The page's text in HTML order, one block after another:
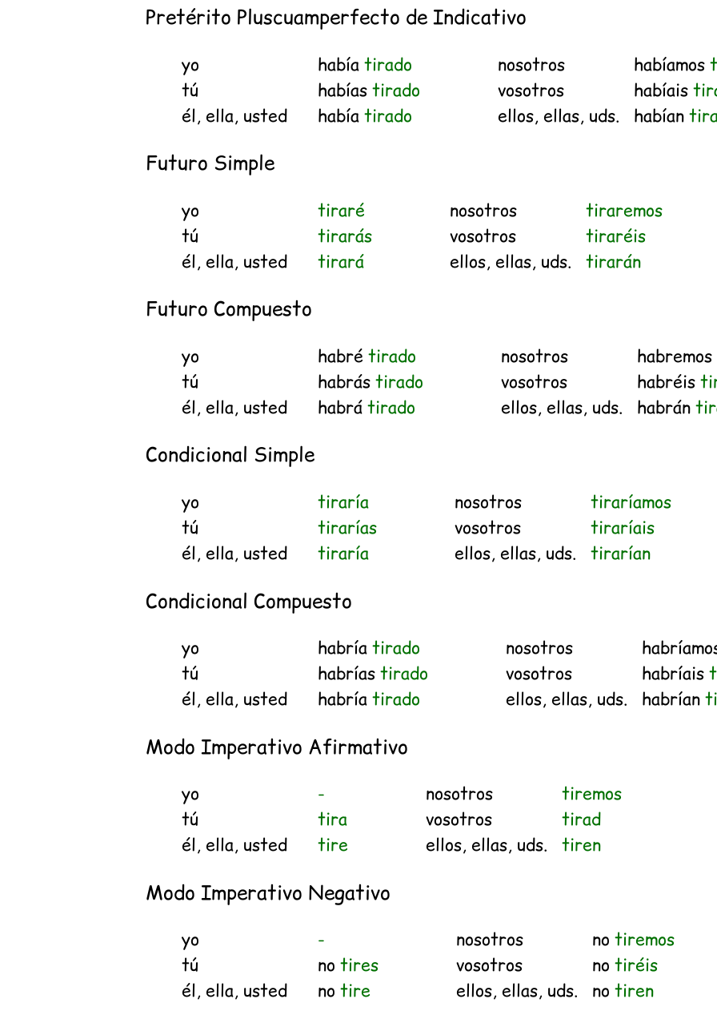
Pretérito Pluscuamperfecto de Indicativo
yo habíatirado
tú
habíastirado
él, ella, usted
habíatirado
nosotros habíamos
vosotros
habíais
ellos, ellas, uds.
habían
Futuro Simple
yo
tiraré
tú
tirarás
él, ella, usted
tirará
nosotros
tiraremos
vosotros
tiraréis
ellos, ellas, uds.
tirarán
Futuro Compuesto
yo habrétirado
tú
habrástirado
él, ella, usted
habrátirado
nosotros habremos
vosotros
habréis
ellos, ellas, uds.
habrán
Condicional Simple
yo
tiraría
tú
tirarías
él, ella, usted
tiraría
nosotros
tiraríamos
vosotros
tiraríais
ellos, ellas, uds.
tirarían
Condicional Compuesto
yo habríatirado
tú
habríastirado
él, ella, usted
habríatirado
nosotros
vosotros
habríais
ellos, ellas, uds.
habrían
Modo Imperativo Afirmativo
yo
-
tú
tira
él, ella, usted
tire
nosotros
tiremos
vosotros
tirad
ellos, ellas, uds.
tiren
Modo Imperativo Negativo
yo
-
tú
notires
él, ella, usted
notire
nosotros no tiremos
vosotros
no tiréis
ellos, ellas, uds.
no tiren